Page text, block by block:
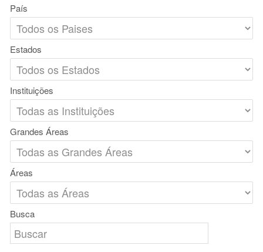
País
Estados
Instituições
Grandes Áreas
Áreas
Busca